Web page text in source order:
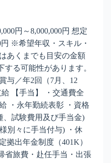
円～8,000,000円 想定
円 ※希望年収・スキル・
あくまでも目安の金額
る可能性があります。
与／年2回（7月、12
【手当】 ・交通費全
・永年勤続表彰 ・資格
、試験費用及び手当金)
別々に手当付与) ・休
拠出年金制度（401K）
省旅費・赴任手当・出張